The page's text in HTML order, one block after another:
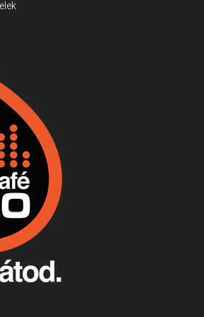
bab és homár
testünk meghálálja!